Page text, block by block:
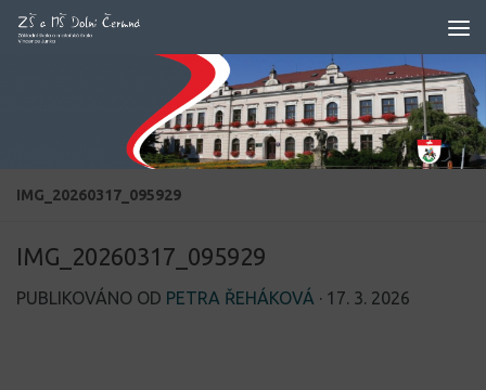
Skip to content
IMG_20260317_095929
IMG_20260317_095929
PUBLIKOVÁNO OD PETRA ŘEHÁKOVÁ · 17. 3. 2026